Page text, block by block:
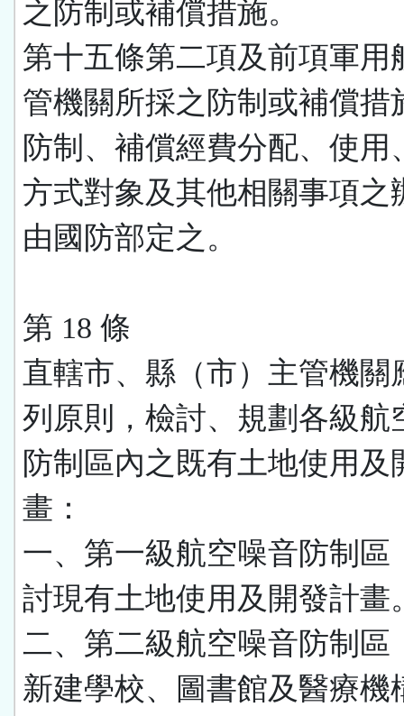
之防制或補償措施。
第十五條第二項及前項軍用
管機關所採之防制或補償措
防制、補償經費分配、使用
方式對象及其他相關事項之
由國防部定之。
第 18 條
直轄市、縣（市）主管機關
列原則，檢討、規劃各級航
防制區內之既有土地使用及
畫：
一、第一級航空噪音防制區
討現有土地使用及開發計畫
二、第二級航空噪音防制區
新建學校、圖書館及醫療機